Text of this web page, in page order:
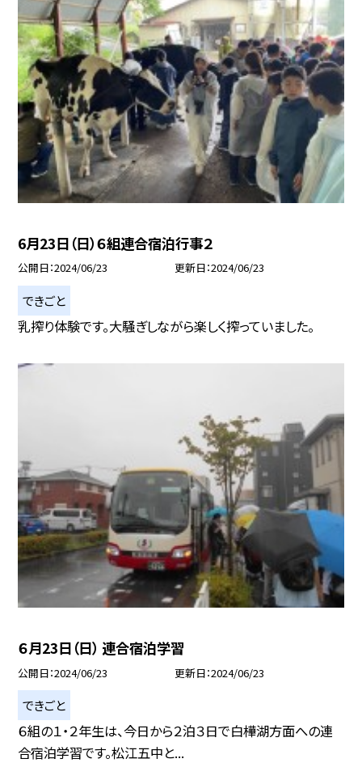
6月23日（日）６組連合宿泊行事２
公開日 2024/06/23 更新日 2024/06/23
できごと
乳搾り体験です。大騒ぎしながら楽しく搾っていました。
６月23日（日） 連合宿泊学習
公開日 2024/06/23 更新日 2024/06/23
できごと
６組の１・２年生は、今日から２泊３日で白樺湖方面への連
合宿泊学習です。松江五中と...